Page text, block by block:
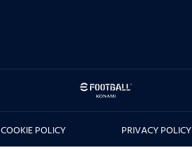
COOKIE POLICY PRIVACY POLICY